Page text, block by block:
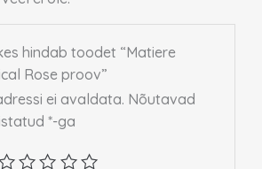
hindab toodet “Matiere
Rose proov”
ei avaldata. Nõutavad
*-ga